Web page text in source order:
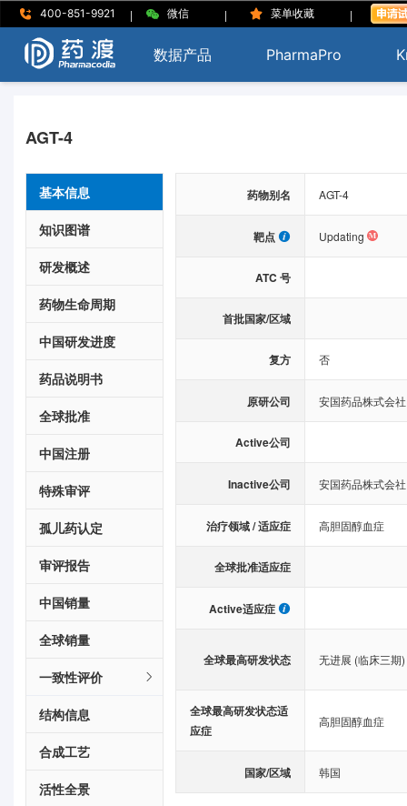
400-851-9921 | 微信 | 菜单收藏 |
数据产品 PharmaPro
AGT-4
基本信息
知识图谱
研发概述
药物生命周期
中国研发进度
药品说明书
全球批准
中国注册
特殊审评
孤儿药认定
审评报告
中国销量
全球销量
一致性评价
结构信息
合成工艺
活性全景
药物别名 AGT-4
靶点 Updating
ATC 号
首批国家/区域
复方 否
原研公司 安国药品株式会社
Active公司
Inactive公司 安国药品株式会社
治疗领域 / 适应症 高胆固醇血症
全球批准适应症
Active适应症
全球最高研发状态 无进展 (临床三期)
全球最高研发状态适
应症
高胆固醇血症
国家/区域 韩国